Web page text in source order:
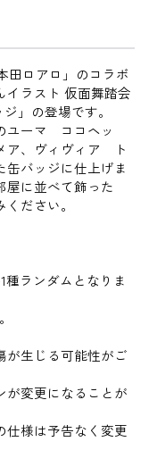
田ロアロ」のコラボ
イラスト 仮面舞踏会
」の登場です。
ユーマ ココヘッ
ア、ヴィヴィア ト
缶バッジに仕上げま
屋に並べて飾った
ださい。
ランダムとなりま
生じる可能性がご
変更になることが
様は予告なく変更